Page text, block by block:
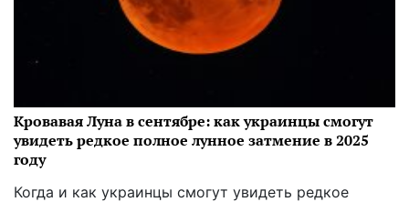
Кровавая Луна в сентябре: как украинцы смогут
увидеть редкое полное лунное затмение в 2025
году
Когда и как украинцы смогут увидеть редкое